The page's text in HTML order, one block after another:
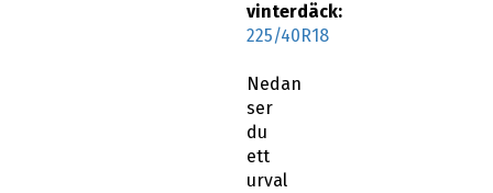
vinterdäck:
225/40R18
Nedan
ser
du
ett
urval